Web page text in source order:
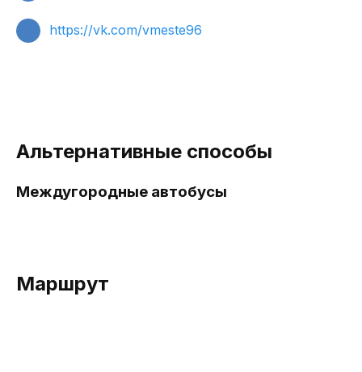
https://vk.com/vmeste96
Альтернативные способы
Междугородные автобусы
Маршрут